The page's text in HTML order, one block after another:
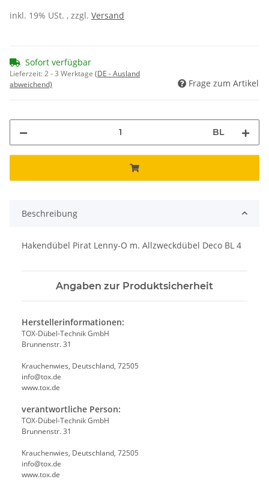
inkl. 19% USt. , zzgl. Versand
Sofort verfügbar
Lieferzeit:2 - 3 Werktage (DE - Ausland
abweichend)
Frage zum Artikel
BL
Beschreibung
Hakendübel Pirat Lenny-O m. Allzweckdübel Deco BL 4
Angaben zur Produktsicherheit
Herstellerinformationen:
TOX-Dübel-Technik GmbH
Brunnenstr. 31
Krauchenwies, Deutschland, 72505
info@tox.de
www.tox.de
verantwortliche Person:
TOX-Dübel-Technik GmbH
Brunnenstr. 31
Krauchenwies, Deutschland, 72505
info@tox.de
www.tox.de